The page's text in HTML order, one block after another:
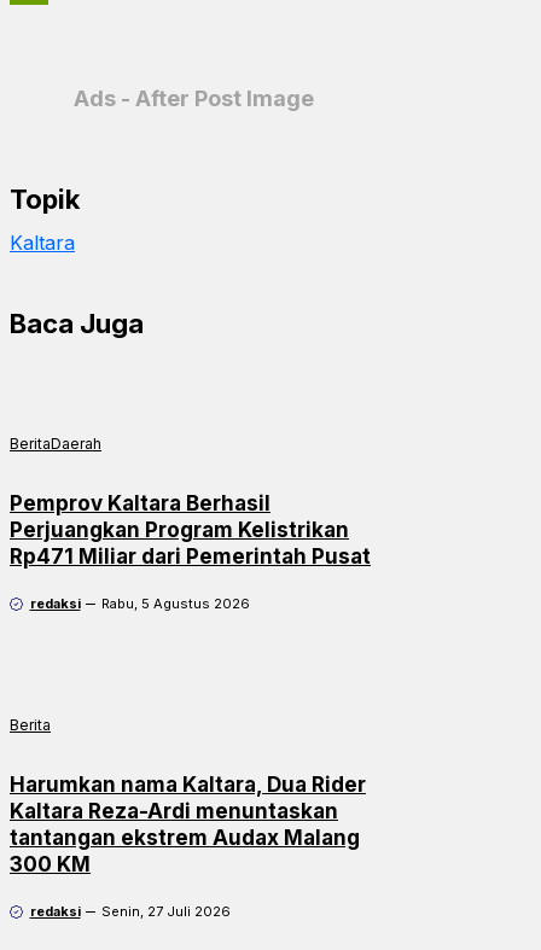
Ads - After Post Image
Topik
Kaltara
Baca Juga
BeritaDaerah
Pemprov Kaltara Berhasil
Perjuangkan Program Kelistrikan
Rp471 Miliar dari Pemerintah Pusat
redaksi Rabu, 5 Agustus 2026
Berita
Harumkan nama Kaltara, Dua Rider
Kaltara Reza-Ardi menuntaskan
tantangan ekstrem Audax Malang
300 KM
redaksi Senin, 27 Juli 2026